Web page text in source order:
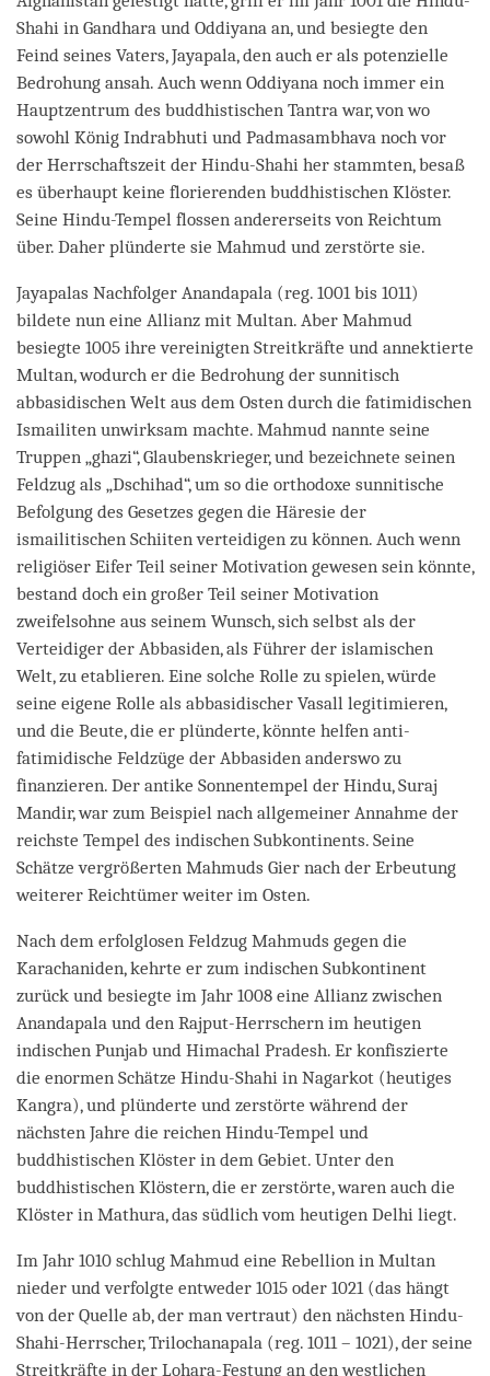
Shahi in Gandhara und Oddiyana an, und besiegte den
Feind seines Vaters, Jayapala, den auch er als potenzielle
Bedrohung ansah. Auch wenn Oddiyana noch immer ein
Hauptzentrum des buddhistischen Tantra war, von wo
sowohl König Indrabhuti und Padmasambhava noch vor
der Herrschaftszeit der Hindu-Shahi her stammten, besaß
es überhaupt keine florierenden buddhistischen Klöster.
Seine Hindu-Tempel flossen andererseits von Reichtum
über. Daher plünderte sie Mahmud und zerstörte sie.
Jayapalas Nachfolger Anandapala (reg. 1001 bis 1011)
bildete nun eine Allianz mit Multan. Aber Mahmud
besiegte 1005 ihre vereinigten Streitkräfte und annektierte
Multan, wodurch er die Bedrohung der sunnitisch
abbasidischen Welt aus dem Osten durch die fatimidischen
Ismailiten unwirksam machte. Mahmud nannte seine
Truppen „ghazi“, Glaubenskrieger, und bezeichnete seinen
Feldzug als „Dschihad“, um so die orthodoxe sunnitische
Befolgung des Gesetzes gegen die Häresie der
ismailitischen Schiiten verteidigen zu können. Auch wenn
religiöser Eifer Teil seiner Motivation gewesen sein könnte,
bestand doch ein großer Teil seiner Motivation
zweifelsohne aus seinem Wunsch, sich selbst als der
Verteidiger der Abbasiden, als Führer der islamischen
Welt, zu etablieren. Eine solche Rolle zu spielen, würde
seine eigene Rolle als abbasidischer Vasall legitimieren,
und die Beute, die er plünderte, könnte helfen anti-
fatimidische Feldzüge der Abbasiden anderswo zu
finanzieren. Der antike Sonnentempel der Hindu, Suraj
Mandir, war zum Beispiel nach allgemeiner Annahme der
reichste Tempel des indischen Subkontinents. Seine
Schätze vergrößerten Mahmuds Gier nach der Erbeutung
weiterer Reichtümer weiter im Osten.
Nach dem erfolglosen Feldzug Mahmuds gegen die
Karachaniden, kehrte er zum indischen Subkontinent
zurück und besiegte im Jahr 1008 eine Allianz zwischen
Anandapala und den Rajput-Herrschern im heutigen
indischen Punjab und Himachal Pradesh. Er konfiszierte
die enormen Schätze Hindu-Shahi in Nagarkot (heutiges
Kangra), und plünderte und zerstörte während der
nächsten Jahre die reichen Hindu-Tempel und
buddhistischen Klöster in dem Gebiet. Unter den
buddhistischen Klöstern, die er zerstörte, waren auch die
Klöster in Mathura, das südlich vom heutigen Delhi liegt.
Im Jahr 1010 schlug Mahmud eine Rebellion in Multan
nieder und verfolgte entweder 1015 oder 1021 (das hängt
von der Quelle ab, der man vertraut) den nächsten Hindu-
Shahi-Herrscher, Trilochanapala (reg. 1011 – 1021), der seine
Streitkräfte in der Lohara-Festung an den westlichen